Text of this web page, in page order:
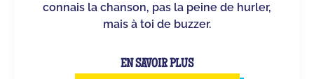
connais la chanson, pas la peine de hurler,
mais à toi de buzzer.
EN SAVOIR PLUS